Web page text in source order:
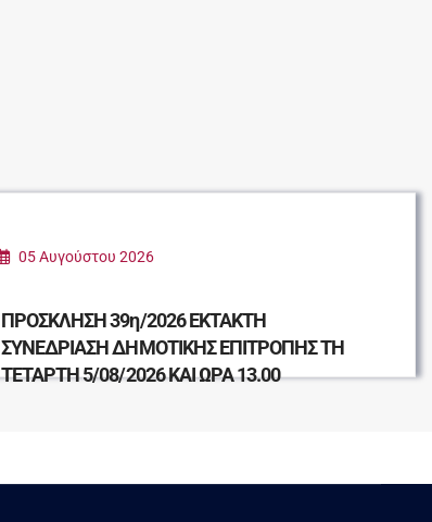
05 Αυγούστου 2026
ΠΡΟΣΚΛΗΣΗ 39η/2026 ΕΚΤΑΚΤΗ
ΣΥΝΕΔΡΙΑΣΗ ΔΗΜΟΤΙΚΗΣ ΕΠΙΤΡΟΠΗΣ ΤΗ
ΤΕΤΑΡΤΗ 5/08/2026 ΚΑΙ ΩΡΑ 13.00